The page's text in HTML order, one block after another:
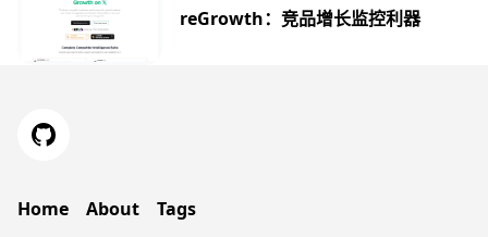
reGrowth：竞品增长监控利器
Home About Tags